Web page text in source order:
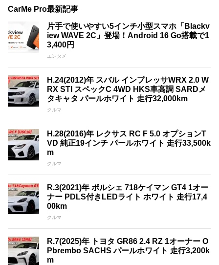
CarMe Pro最新記事
片手で使いやすい5インチ小型スマホ「Blackv
iew WAVE 2C」登場！Android 16 Go搭載で1
3,400円
エンタメ
H.24(2012)年 スバル インプレッサWRX 2.0 W
RX STI スペックC 4WD HKS車高調 SARDメ
タキャタ パールホワイト 走行32,000km
クルマ
H.28(2016)年 レクサス RC F 5.0 オプションT
VD 純正19インチ パールホワイト 走行33,500k
m
クルマ
R.3(2021)年 ポルシェ 718ケイマン GT4 1オー
ナー PDLS付きLEDライト ホワイト 走行17,4
00km
クルマ
R.7(2025)年 トヨタ GR86 2.4 RZ 1オーナー O
Pbrembo SACHS パールホワイト 走行3,200k
m